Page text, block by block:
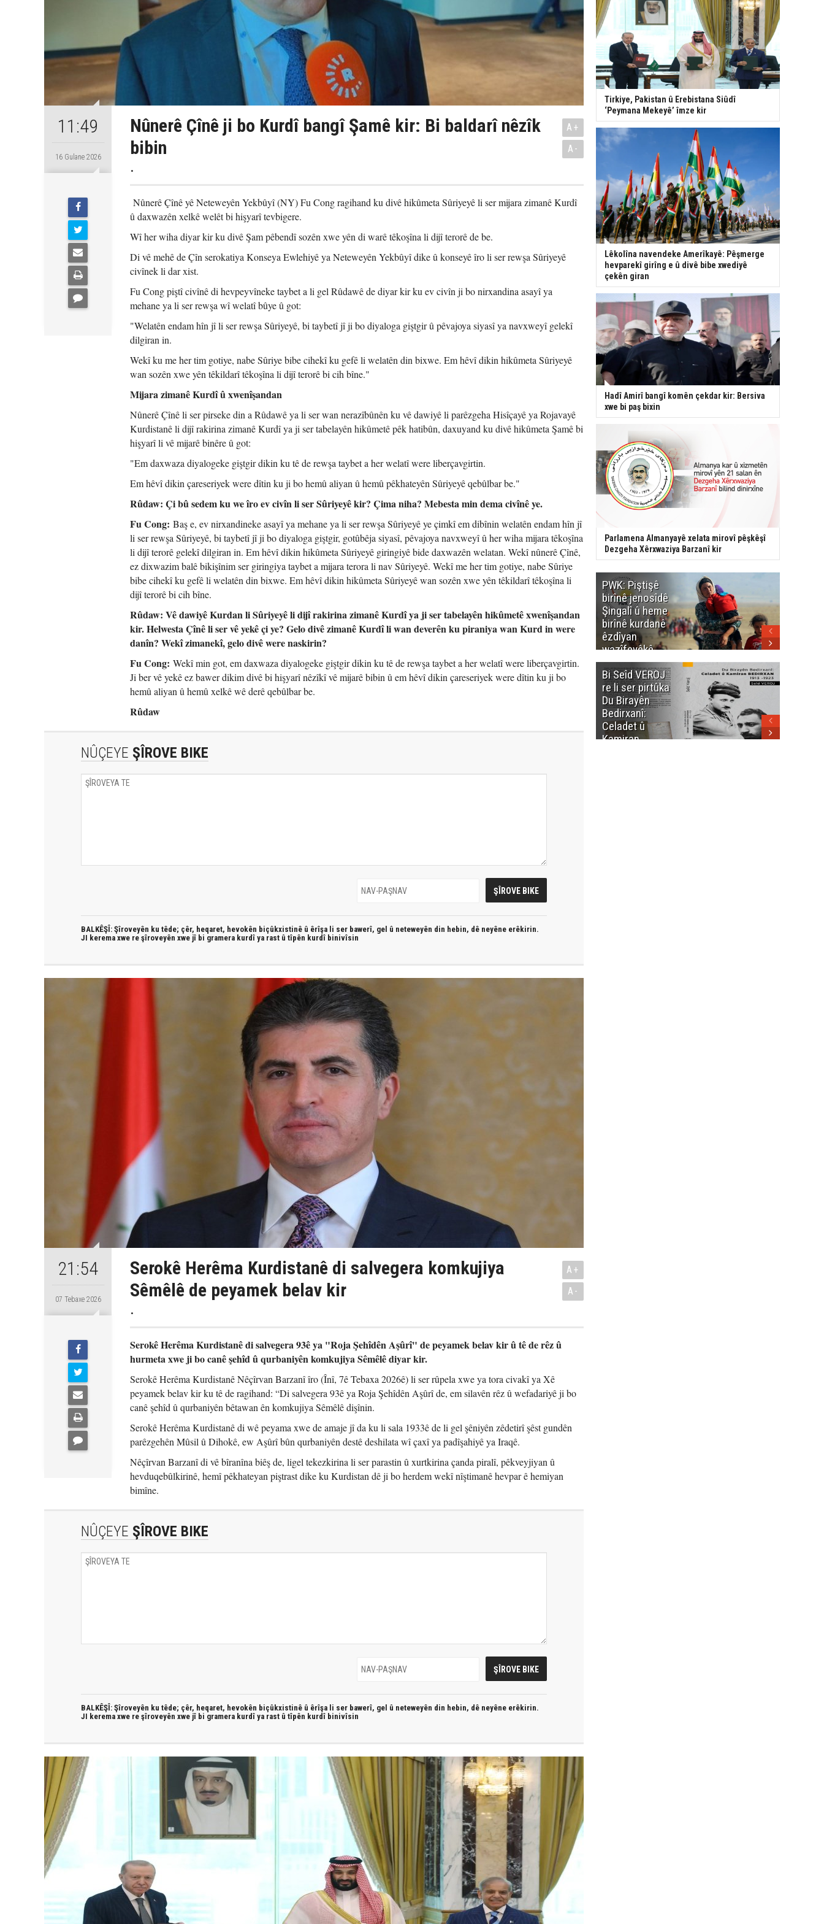
11:49
16 Gulane 2026
Nûnerê Çînê ji bo Kurdî bangî Şamê kir: Bi baldarî nêzîk
bibin
.
A+
A-
Nûnerê Çînê yê Neteweyên Yekbûyî (NY) Fu Cong ragihand ku divê hikûmeta Sûriyeyê li ser mijara zimanê Kurdî
û daxwazên xelkê welêt bi hişyarî tevbigere.
Wî her wiha diyar kir ku divê Şam pêbendî sozên xwe yên di warê têkoşîna li dijî terorê de be.
Di vê mehê de Çîn serokatiya Konseya Ewlehiyê ya Neteweyên Yekbûyî dike û konseyê îro li ser rewşa Sûriyeyê
civînek li dar xist.
Fu Cong piştî civînê di hevpeyvîneke taybet a li gel Rûdawê de diyar kir ku ev civîn ji bo nirxandina asayî ya
mehane ya li ser rewşa wî welatî bûye û got:
"Welatên endam hîn jî li ser rewşa Sûriyeyê, bi taybetî jî ji bo diyaloga giştgir û pêvajoya siyasî ya navxweyî gelekî
dilgiran in.
Wekî ku me her tim gotiye, nabe Sûriye bibe cihekî ku gefê li welatên din bixwe. Em hêvî dikin hikûmeta Sûriyeyê
wan sozên xwe yên têkildarî têkoşîna li dijî terorê bi cih bîne."
Mijara zimanê Kurdî û xwenîşandan
Nûnerê Çînê li ser pirseke din a Rûdawê ya li ser wan nerazîbûnên ku vê dawiyê li parêzgeha Hisîçayê ya Rojavayê
Kurdistanê li dijî rakirina zimanê Kurdî ya ji ser tabelayên hikûmetê pêk hatibûn, daxuyand ku divê hikûmeta Şamê bi
hişyarî li vê mijarê binêre û got:
"Em daxwaza diyalogeke giştgir dikin ku tê de rewşa taybet a her welatî were liberçavgirtin.
Em hêvî dikin çareseriyek were dîtin ku ji bo hemû aliyan û hemû pêkhateyên Sûriyeyê qebûlbar be."
Rûdaw: Çi bû sedem ku we îro ev civîn li ser Sûriyeyê kir? Çima niha? Mebesta min dema civînê ye.
Fu Cong: Baş e, ev nirxandineke asayî ya mehane ya li ser rewşa Sûriyeyê ye çimkî em dibînin welatên endam hîn jî
li ser rewşa Sûriyeyê, bi taybetî jî ji bo diyaloga giştgir, gotûbêja siyasî, pêvajoya navxweyî û her wiha mijara têkoşîna
li dijî terorê gelekî dilgiran in. Em hêvî dikin hikûmeta Sûriyeyê giringiyê bide daxwazên welatan. Wekî nûnerê Çînê,
ez dixwazim balê bikişînim ser giringiya taybet a mijara terora li nav Sûriyeyê. Wekî me her tim gotiye, nabe Sûriye
bibe cihekî ku gefê li welatên din bixwe. Em hêvî dikin hikûmeta Sûriyeyê wan sozên xwe yên têkildarî têkoşîna li
dijî terorê bi cih bîne.
Rûdaw: Vê dawiyê Kurdan li Sûriyeyê li dijî rakirina zimanê Kurdî ya ji ser tabelayên hikûmetê xwenîşandan
kir. Helwesta Çînê li ser vê yekê çi ye? Gelo divê zimanê Kurdî li wan deverên ku piraniya wan Kurd in were
danîn? Wekî zimanekî, gelo divê were naskirin?
Fu Cong: Wekî min got, em daxwaza diyalogeke giştgir dikin ku tê de rewşa taybet a her welatî were liberçavgirtin.
Ji ber vê yekê ez bawer dikim divê bi hişyarî nêzîkî vê mijarê bibin û em hêvî dikin çareseriyek were dîtin ku ji bo
hemû aliyan û hemû xelkê wê derê qebûlbar be.
Rûdaw
NÛÇEYE ŞÎROVE BIKE
BALKÊŞÎ: Şîroveyên ku têde; çêr, heqaret, hevokên biçûkxistinê û êrîşa li ser bawerî, gel û neteweyên din hebin, dê neyêne erêkirin.
JI kerema xwe re şîroveyên xwe jî bi gramera kurdî ya rast û tîpên kurdî binivîsin
21:54
07 Tebaxe 2026
Serokê Herêma Kurdistanê di salvegera komkujiya
Sêmêlê de peyamek belav kir
.
A+
A-
Serokê Herêma Kurdistanê di salvegera 93ê ya "Roja Şehîdên Aşûrî" de peyamek belav kir û tê de rêz û
hurmeta xwe ji bo canê şehîd û qurbaniyên komkujiya Sêmêlê diyar kir.
Serokê Herêma Kurdistanê Nêçîrvan Barzanî îro (Înî, 7ê Tebaxa 2026ê) li ser rûpela xwe ya tora civakî ya Xê
peyamek belav kir ku tê de ragihand: “Di salvegera 93ê ya Roja Şehîdên Aşûrî de, em silavên rêz û wefadariyê ji bo
canê şehîd û qurbaniyên bêtawan ên komkujiya Sêmêlê dişînin.
Serokê Herêma Kurdistanê di wê peyama xwe de amaje jî da ku li sala 1933ê de li gel şêniyên zêdetirî şêst gundên
parêzgehên Mûsil û Dihokê, ew Aşûrî bûn qurbaniyên destê deshilata wî çaxî ya padîşahiyê ya Iraqê.
Nêçîrvan Barzanî di vê bîranîna biêş de, ligel tekezkirina li ser parastin û xurtkirina çanda piralî, pêkveyjiyan û
hevduqebûlkirinê, hemî pêkhateyan piştrast dike ku Kurdistan dê ji bo herdem wekî nîştimanê hevpar ê hemiyan
bimîne.
NÛÇEYE ŞÎROVE BIKE
BALKÊŞÎ: Şîroveyên ku têde; çêr, heqaret, hevokên biçûkxistinê û êrîşa li ser bawerî, gel û neteweyên din hebin, dê neyêne erêkirin.
JI kerema xwe re şîroveyên xwe jî bi gramera kurdî ya rast û tîpên kurdî binivîsin
Tirkiye, Pakistan û Erebistana Siûdî
‘Peymana Mekeyê’ îmze kir
Lêkolîna navendeke Amerîkayê: Pêşmerge
hevparekî girîng e û divê bibe xwediyê
çekên giran
Hadî Amirî bangî komên çekdar kir: Bersiva
xwe bi paş bixin
Parlamena Almanyayê xelata mirovî pêşkêşî
Dezgeha Xêrxwaziya Barzanî kir
PWK: Piştişê
birînê jenosîdê
Şingalî û heme
birînê kurdanê
êzdîyan
wazîfeyêkê
neteweyî yê
heme kurdanê
dinya yo
Bi Seîd VEROJ
re li ser pirtûka
Du Birayên
Bedirxanî:
Celadet û
Kamiran